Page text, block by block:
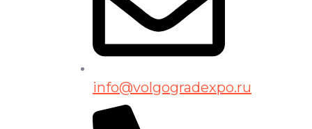
info@volgogradexpo.ru